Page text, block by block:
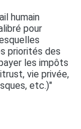
humain
pour
priorités des
les impôts
vie privée,
etc.)"